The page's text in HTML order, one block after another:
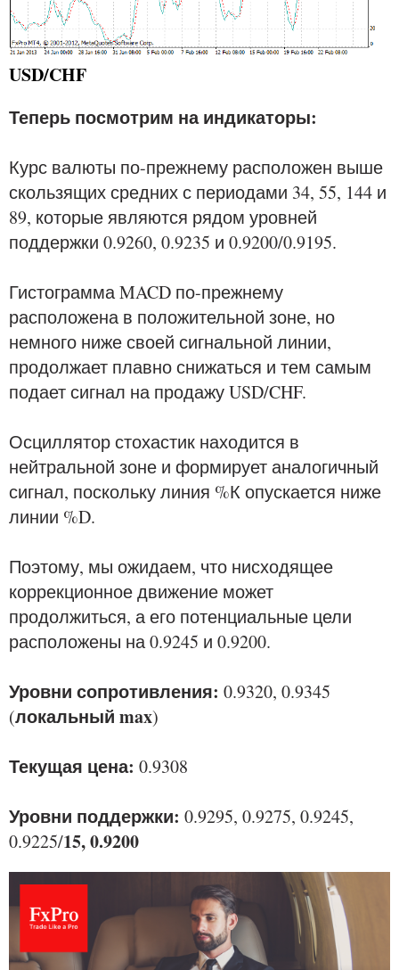
USD/CHF
Теперь посмотрим на индикаторы:
Курс валюты по-прежнему расположен выше
скользящих средних с периодами 34, 55, 144 и
89, которые являются рядом уровней
поддержки 0.9260, 0.9235 и 0.9200/0.9195.
Гистограмма MACD по-прежнему
расположена в положительной зоне, но
немного ниже своей сигнальной линии,
продолжает плавно снижаться и тем самым
подает сигнал на продажу USD/CHF.
Осциллятор стохастик находится в
нейтральной зоне и формирует аналогичный
сигнал, поскольку линия %К опускается ниже
линии %D.
Поэтому, мы ожидаем, что нисходящее
коррекционное движение может
продолжиться, а его потенциальные цели
расположены на 0.9245 и 0.9200.
Уровни сопротивления: 0.9320, 0.9345
(локальный max)
Текущая цена: 0.9308
Уровни поддержки: 0.9295, 0.9275, 0.9245,
0.9225/15, 0.9200